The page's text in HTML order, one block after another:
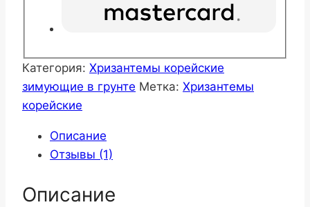
Категория: Хризантемы корейские
зимующие в грунте Метка: Хризантемы
корейские
Описание
Отзывы (1)
Описание